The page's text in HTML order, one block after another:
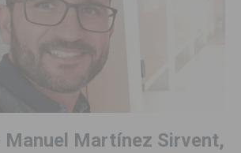
Manuel Martínez Sirvent,